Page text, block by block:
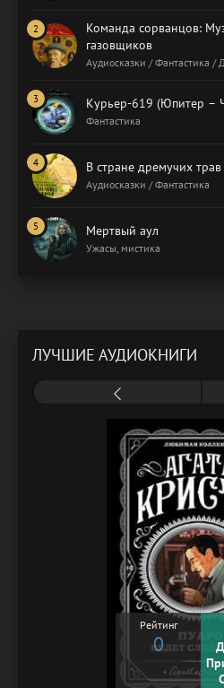
Команда сорванцов:
газовщиков
Аудиосказки / Фантастика /
Курьер-619 (Юпитер –
Фантастика
В стране дремучих трав
Аудиосказки / Фантастика
Мертвый аул
Ужасы, мистика
ЛУЧШИЕ АУДИОКНИГИ
Рейтинг
0